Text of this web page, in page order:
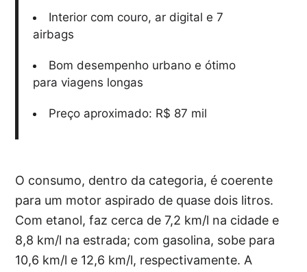
Interior com couro, ar digital e 7
airbags
Bom desempenho urbano e ótimo
para viagens longas
Preço aproximado: R$ 87 mil
O consumo, dentro da categoria, é coerente
para um motor aspirado de quase dois litros.
Com etanol, faz cerca de 7,2 km/l na cidade e
8,8 km/l na estrada; com gasolina, sobe para
10,6 km/l e 12,6 km/l, respectivamente. A